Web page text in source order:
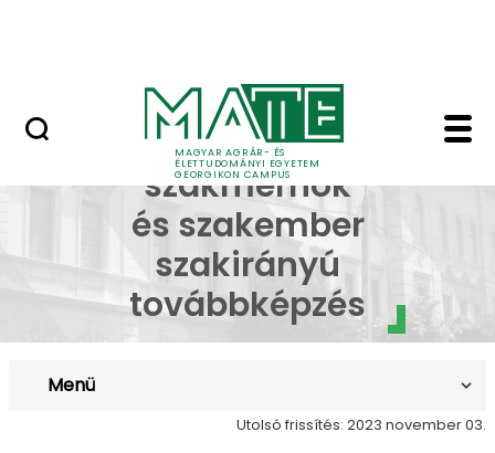
MAGYAR AGRÁR- ÉS
ÉLETTUDOMÁNYI EGYETEM
GEORGIKON CAMPUS
Lótenyésztő
Lótenyésztő
szakmérnök
és szakember
szakirányú
továbbképzés
Menü
Utolsó frissítés: 2023 november 03.